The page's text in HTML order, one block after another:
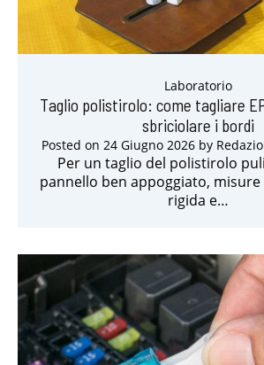
Laboratorio
Taglio polistirolo: come tagliare
sbriciolare i bordi
Posted on 24 Giugno 2026 by
Per un taglio del polistirolo
pannello ben appoggiato, misure
rigida e…